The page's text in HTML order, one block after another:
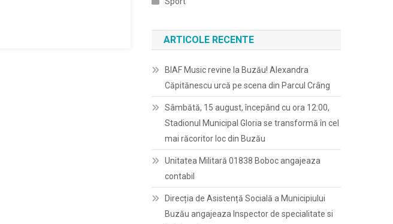
ARTICOLE RECENTE
BIAF Music revine la Buzău! Alexandra
Căpitănescu urcă pe scena din Parcul Crâng
Sâmbătă, 15 august, începând cu ora 12:00,
Stadionul Municipal Gloria se transformă în cel
mai răcoritor loc din Buzău
Unitatea Militară 01838 Boboc angajeaza
contabil
Direcția de Asistență Socială a Municipiului
Buzău angajeaza Inspector de specialitate si